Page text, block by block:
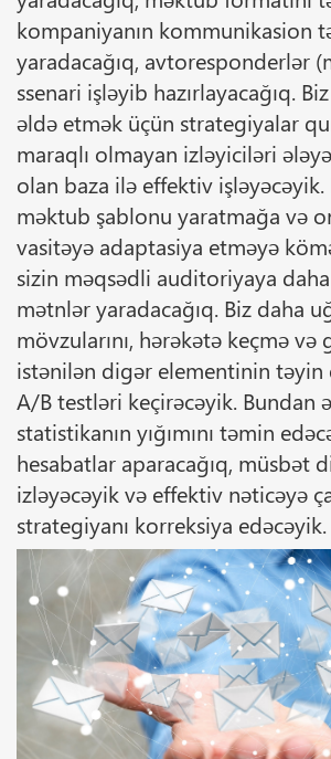
kompaniyanın kommunikasion
yaradacağıq, avtoresponderlər
ssenari işləyib hazırlayacağıq.
əldə etmək üçün strategiyalar
maraqlı olmayan izləyiciləri
olan baza ilə effektiv işləyəcəyik.
məktub şablonu yaratmağa və
vasitəyə adaptasiya etməyə
sizin məqsədli auditoriyaya
mətnlər yaradacağıq. Biz daha
mövzularını, hərəkətə keçmə və
istənilən digər elementinin təyin
A/B testləri keçirəcəyik. Bundan
statistikanın yığımını təmin
hesabatlar aparacağıq, müsbət
izləyəcəyik və effektiv nəticəyə
strategiyanı korreksiya edəcəyik.